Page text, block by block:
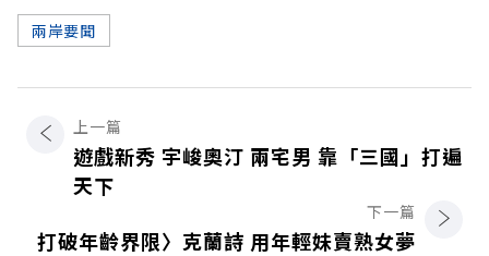
兩岸要聞
上一篇
遊戲新秀 宇峻奧汀 兩宅男 靠「三國」打遍
天下
下一篇
打破年齡界限〉克蘭詩 用年輕妹賣熟女夢